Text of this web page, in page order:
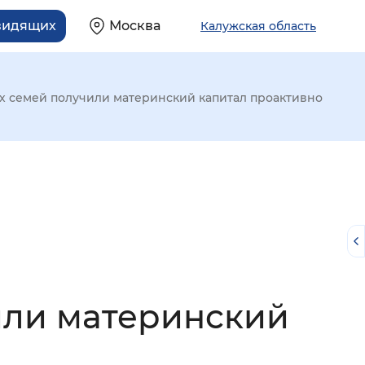
Москва Калужская область
семей получили материнский капитал проактивно
материнский